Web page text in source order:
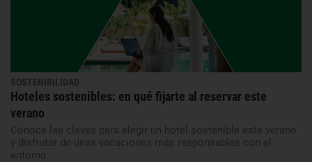
SOSTENIBILIDAD
Hoteles sostenibles: en qué fijarte al reservar este
verano
Conoce las claves para elegir un hotel sostenible este verano
y disfrutar de unas vacaciones más responsables con el
entorno